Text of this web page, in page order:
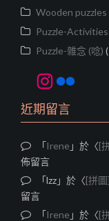
Wooden puzzles
Puzzle-Activities
Puzzle-雜念 (唸)
Instagram
Flickr
近期留言
「Irene 」於〈[
佈留言
「lzz 」於〈[拼
留言
「Irene 」於〈[